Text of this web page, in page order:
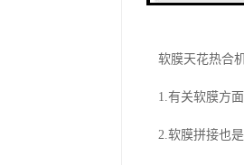
软膜天花热合
1.有关软膜方
2.软膜拼接也